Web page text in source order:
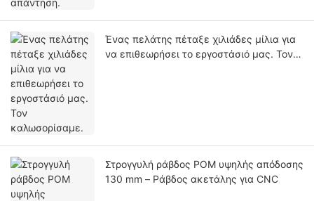
Ένας πελάτης πέταξε χιλιάδες μίλια για
να επιθεωρήσει το εργοστάσιό μας. Τον
Στρογγυλή ράβδος POM υψηλής απόδοσης
130 mm – Ράβδος ακετάλης για CNC